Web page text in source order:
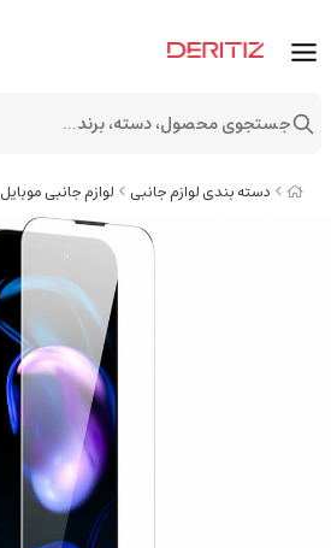
دسته بندی لوازم جانبی لوازم جانبی موبایل
جستجوی محصول، دسته، برند...